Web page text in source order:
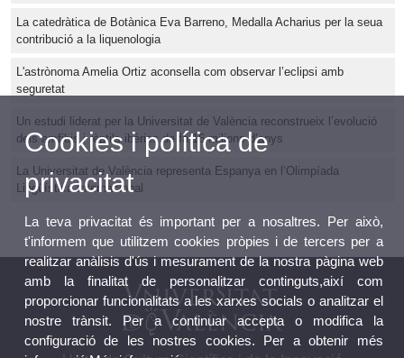
La catedràtica de Botànica Eva Barreno, Medalla Acharius per la seua
contribució a la liquenologia
L'astrònoma Amelia Ortiz aconsella com observar l’eclipsi amb
seguretat
Un estudi liderat per la Universitat de València reconstrueix l’evolució
dels amfibis i rèptils ibèrics de fa 16 milions d’anys
La Universitat de València representa Espanya en l’Olimpíada
Lingüística Internacional
Cookies i política de
privacitat
La teva privacitat és important per a nosaltres. Per això,
t'informem que utilitzem cookies pròpies i de tercers per a
realitzar anàlisis d'ús i mesurament de la nostra pàgina web
amb la finalitat de personalitzar continguts,així com
proporcionar funcionalitats a les xarxes socials o analitzar el
nostre trànsit. Per a continuar accepta o modifica la
configuració de les nostres cookies. Per a obtenir més